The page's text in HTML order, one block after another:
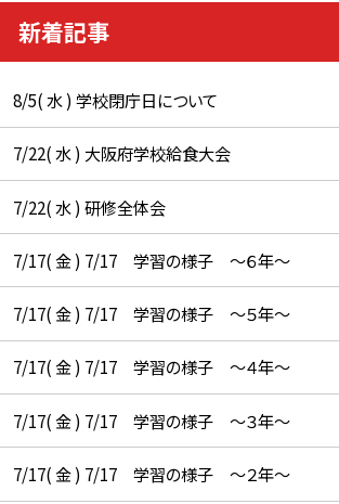
新着記事
8/5( 水 ) 学校閉庁日について
7/22( 水 ) 大阪府学校給食大会
7/22( 水 ) 研修全体会
7/17( 金 ) 7/17 学習の様子 ～６年～
7/17( 金 ) 7/17 学習の様子 ～５年～
7/17( 金 ) 7/17 学習の様子 ～４年～
7/17( 金 ) 7/17 学習の様子 ～３年～
7/17( 金 ) 7/17 学習の様子 ～２年～